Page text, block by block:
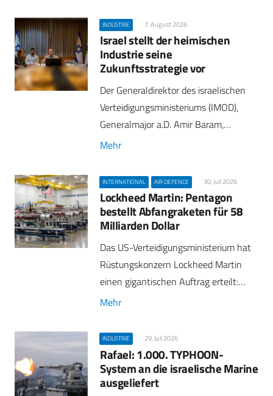
INDUSTRIE 7. August 2026
Israel stellt der heimischen
Industrie seine
Zukunftsstrategie vor
Der Generaldirektor des israelischen
Verteidigungsministeriums (IMOD),
Generalmajor a.D. Amir Baram,…
Mehr
INTERNATIONAL AIR DEFENCE 30. Juli 2026
Lockheed Martin: Pentagon
bestellt Abfangraketen für 58
Milliarden Dollar
Das US-Verteidigungsministerium hat
Rüstungskonzern Lockheed Martin
einen gigantischen Auftrag erteilt:…
Mehr
INDUSTRIE 29. Juli 2026
Rafael: 1.000. TYPHOON-
System an die israelische Marine
ausgeliefert